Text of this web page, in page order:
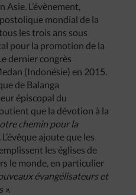
L’évènement,
mondial de la
les trois ans sous
pour la promotion de la
dernier congrès
(Indonésie) en 2015.
de Balanga
épiscopal du
que la dévotion à la
chemin pour la
L’évêque ajoute que les
les églises de
le monde, en particulier
évangélisateurs et
».